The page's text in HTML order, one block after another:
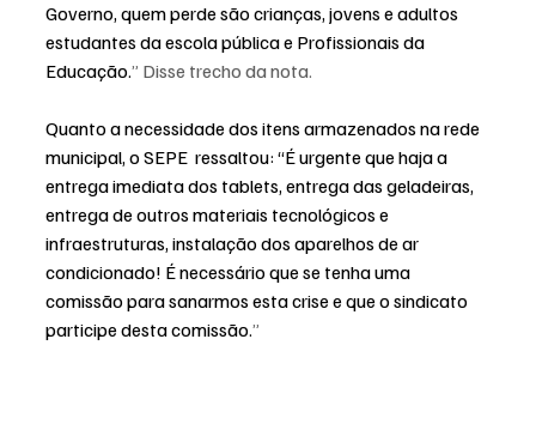
Governo, quem perde são crianças, jovens e adultos
estudantes da escola pública e Profissionais da
Educação.” Disse trecho da nota.
Quanto a necessidade dos itens armazenados na rede
municipal, o SEPE  ressaltou: “É urgente que haja a
entrega imediata dos tablets, entrega das geladeiras,
entrega de outros materiais tecnológicos e
infraestruturas, instalação dos aparelhos de ar
condicionado! É necessário que se tenha uma
comissão para sanarmos esta crise e que o sindicato
participe desta comissão.”